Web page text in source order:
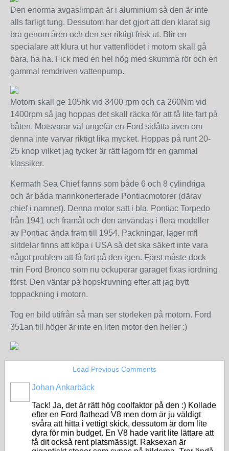
Den enorma avgaslimpan är i aluminium så den är inte
alls farligt tung. Dessutom har det gjort att den klarat sig
bra genom åren och den ser riktigt frisk ut. Blir en
specialare att klura ut hur vattenflödet i motorn skall gå
bara, ha ha. Fick med en hel hög med skumma rör och en
gammal remdriven vattenpump.
Motorn skall ge 105hk vid 3400 rpm och ca 260Nm vid
1400rpm så jag hoppas det skall räcka för att få lite fart på
båten. Motsvarar väl ungefär en Ford sidåtta även om
denna inte varvar riktigt lika mycket. Hoppas på runt 20-
25 knop vilket jag tycker är rätt lagom för en gammal
klassiker.
Kermath Sea Chief fanns som både 6 och 8 cylindriga
och är båda marinkonerterade Pontiacmotorer (därav
chief i namnet). Denna motor satt i bla. Pontiac Torpedo
från 1941 och framåt och den användas i flera modeller
av Pontiac ända fram till 1954. Packningar, lager mfl
slitdelar finns att köpa i USA så det ska säkert inte vara
något problem att få fart på den igen. Först måste dock
min Ford Bronco som nu ockuperar garaget fixas iordning
först. Den väntar på hopskruvning efter att jag bytt
toppackning i motorn.
Tog en bild utifrån så man ser storleken på motorn. Ford
351an till höger är inte en liten motor den heller :)
Load Previous Comments
Johan Ankarbäck
Tack! Ja, det är rätt hög coolfaktor på den :) Kollade
efter en Ford flathead V8 men dom är ju väldigt
svåra att hitta i vettigt skick, dessutom är dom lite
dyra för min budget. En V8 hade varit lite lättare att
få dit också rent platsmässigt. Raksexan är